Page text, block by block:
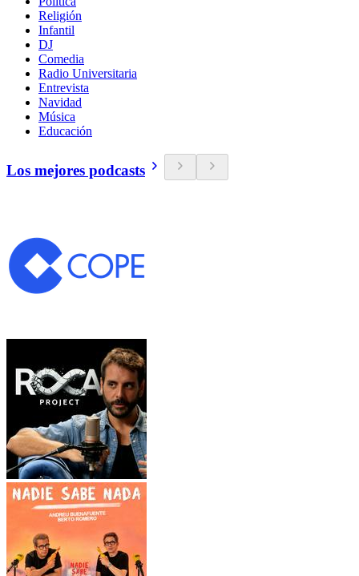
Religión
Infantil
DJ
Comedia
Radio Universitaria
Entrevista
Navidad
Música
Educación
Los mejores podcasts